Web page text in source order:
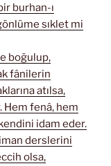
burhan-ı
sıklet mi
boğulup,
fânilerin
atılsa,
fenâ, hem
idam eder.
iman derslerini
olsa,